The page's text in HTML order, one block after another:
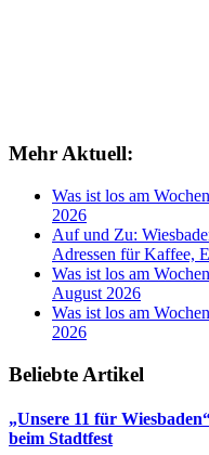
Mehr Aktuell:
Was ist los am
2026
Auf und Zu:
Adressen für Kaffee,
Was ist los am
August 2026
Was ist los am
2026
Beliebte Artikel
„Unsere 11 für
beim Stadtfest